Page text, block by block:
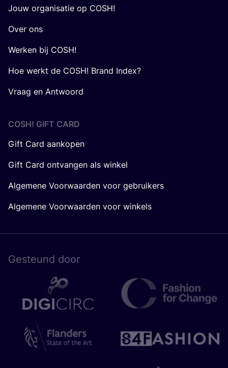
Jouw organisatie op COSH!
Over ons
Werken bij COSH!
Hoe werkt de COSH! Brand Index?
Vraag en Antwoord
COSH! GIFT CARD
Gift Card aankopen
Gift Card ontvangen als winkel
Algemene Voorwaarden voor gebruikers
Algemene Voorwaarden voor winkels
Gesteund door